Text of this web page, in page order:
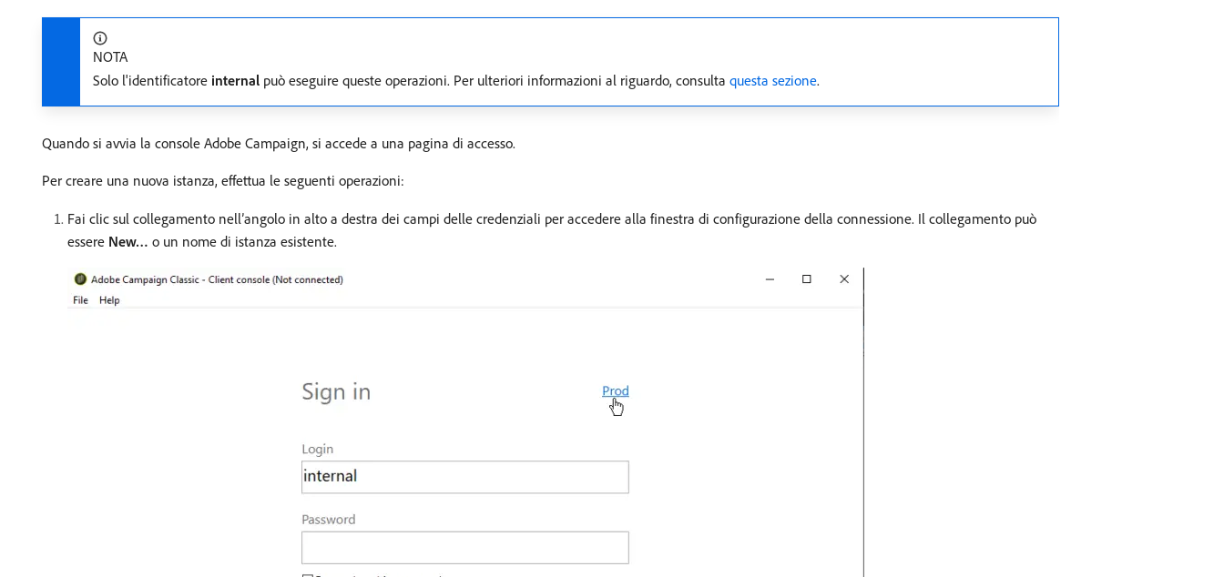
NOTA
Solo l'identificatore internal può eseguire queste operazioni. Per ulteriori informazioni al riguardo, consulta questa sezione.
Quando si avvia la console Adobe Campaign, si accede a una pagina di accesso.
Per creare una nuova istanza, effettua le seguenti operazioni:
Fai clic sul collegamento nell’angolo in alto a destra dei campi delle credenziali per accedere alla finestra di configurazione della connessione. Il collegamento può
essere New… o un nome di istanza esistente.